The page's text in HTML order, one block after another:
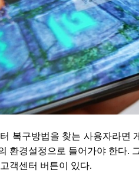
복구방법을 찾는 사용자라면
환경설정으로 들어가야 한다.
객센터 버튼이 있다.